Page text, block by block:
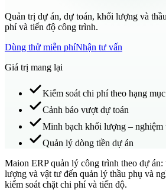
Quản trị dự án, dự toán, khối lượng và
phí và tiến độ công trình.
Dùng thử miễn phíNhận tư vấn
Giá trị mang lại
Kiểm soát chi phí theo hạng mục
Cảnh báo vượt dự toán
Minh bạch khối lượng – nghiệm
Quản lý dòng tiền dự án
Maion ERP quản lý công trình theo dự
lượng và vật tư đến quản lý thầu phụ và
kiểm soát chặt chi phí và tiến độ.